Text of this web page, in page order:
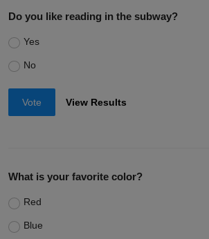
Do you like reading in the subway?
Yes
No
Vote View Results
What is your favorite color?
Red
Blue